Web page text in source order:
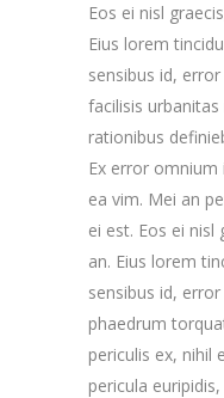
Eos ei nisl
Eius lorem
sensibus id,
facilisis
rationibus
Ex error
ea vim. Mei an
ei est. Eos ei nisl
an. Eius lorem
sensibus id,
phaedrum
periculis ex, nihil
pericula